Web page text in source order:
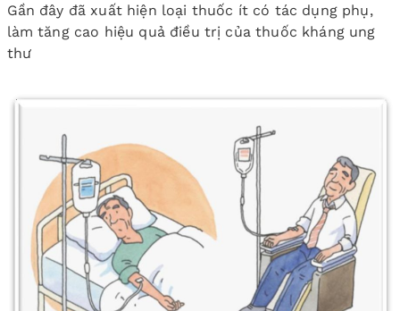
Gần đây đã xuất hiện loại thuốc ít có tác dụng phụ,
làm tăng cao hiệu quả điều trị của thuốc kháng ung
thư